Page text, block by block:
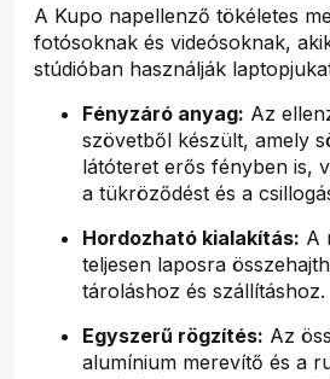
A Kupo napellenző tökéletes
fotósoknak és videósoknak,
stúdióban használják
Fényzáró anyag: Az
szövetből készült, amely
látóteret erős fényben is,
a tükröződést és a
Hordozható kialakítás: A
teljesen laposra
tároláshoz és szállításhoz.
Egyszerű rögzítés: Az
alumínium merevítő és a